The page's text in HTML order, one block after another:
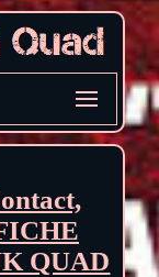
QUAD